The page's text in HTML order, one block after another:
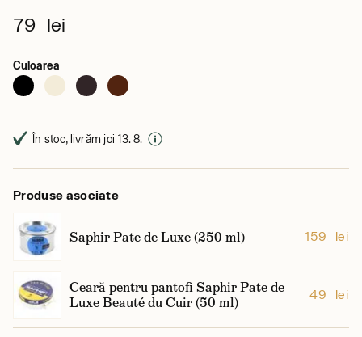
79 lei
Culoarea
În stoc, livrăm joi 13. 8.
Produse asociate
Saphir Pate de Luxe (250 ml) 159 lei
Ceară pentru pantofi Saphir Pate de
Luxe Beauté du Cuir (50 ml)
49 lei